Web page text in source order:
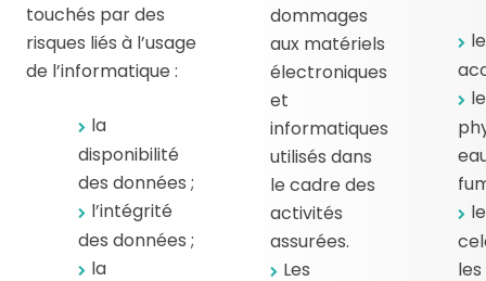
touchés par des
risques liés à l’usage
de l’informatique :
la
disponibilité
des données ;
l’intégrité
des données ;
la
dommages
aux matériels
électroniques
et
informatiques
utilisés dans
le cadre des
activités
assurées.
Les